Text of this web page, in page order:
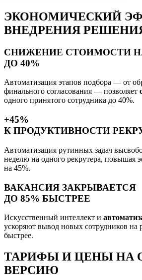
ЭКОНОМИЧЕСКИЙ
ВНЕДРЕНИЯ
СНИЖЕНИЕ СТОИМОСТИ
ДО 40%
Автоматизация этапов подбора — от
финального согласования — позволяет
одного принятого сотрудника до 40%.
+45%
К ПРОДУКТИВНОСТИ
Автоматизация рутинных задач
неделю на одного рекрутера, повышая
на 45%.
ВАКАНСИЯ ЗАКРЫВАЕТСЯ
ДО 85% БЫСТРЕЕ
Искусственный интеллект и
ускоряют вывод новых сотрудников на
быстрее.
ТАРИФЫ И ЦЕНЫ НА
ВЕРСИЮ